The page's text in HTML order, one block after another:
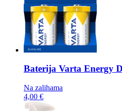
Baterija Varta Energy
Na zalihama
4,00 €